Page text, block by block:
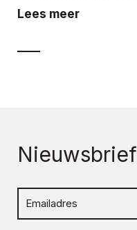
Lees meer
Nieuwsbrief